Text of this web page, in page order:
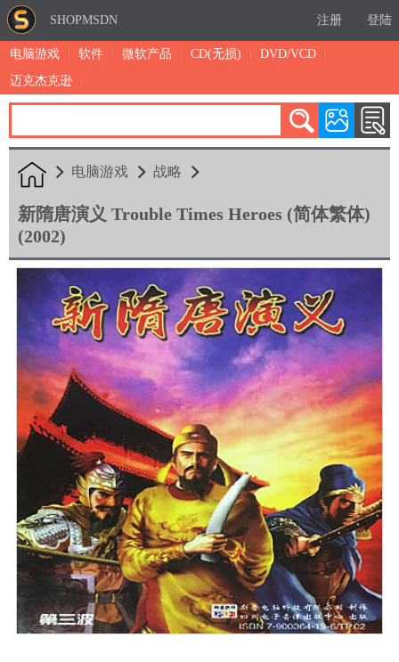
SHOPMSDN 注册 登陆
电脑游戏 软件 微软产品 CD(无损)
DVD/VCD
迈克杰克逊
累计注册：4888
电脑游戏 战略
新隋唐演义 Trouble Times Heroes (简体繁体)
(2002)